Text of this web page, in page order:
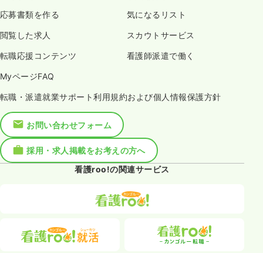
応募書類を作る 気になるリスト
閲覧した求人 スカウトサービス
転職応援コンテンツ 看護師派遣で働く
MyページFAQ
転職・派遣就業サポート利用規約および個人情報保護方針
お問い合わせフォーム
採用・求人掲載をお考えの方へ
看護roo!の関連サービス